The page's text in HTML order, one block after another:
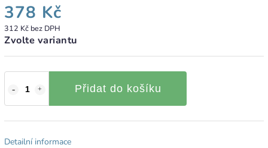
378 Kč
312 Kč bez DPH
Zvolte variantu
Přidat do košíku
Detailní informace